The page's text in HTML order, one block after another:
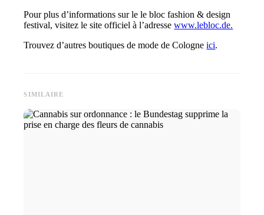
Pour plus d’informations sur le le bloc fashion & design
festival, visitez le site officiel à l’adressewww.lebloc.de.
Trouvez d’autres boutiques de mode de Cologneici.
SIMILAIRE